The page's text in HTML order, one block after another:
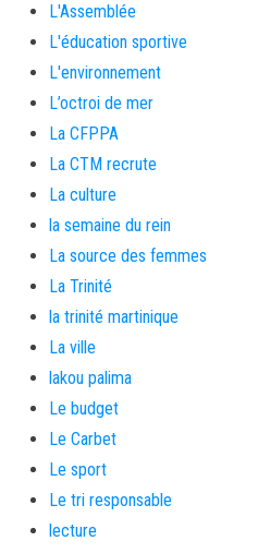
L'Assemblée
L'éducation sportive
L'environnement
L’octroi de mer
La CFPPA
La CTM recrute
La culture
la semaine du rein
La source des femmes
La Trinité
la trinité martinique
La ville
lakou palima
Le budget
Le Carbet
Le sport
Le tri responsable
lecture